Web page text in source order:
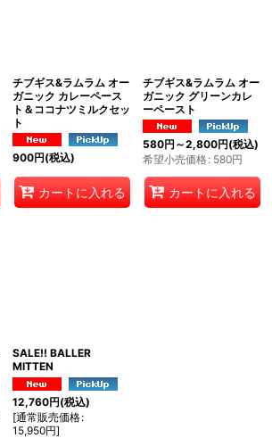
チブギス&ラムラム オー
ガニック カレーペース
ト＆ココナツミルクセッ
ト
900円(税込)
カートに入れる
チブギス&ラムラム オー
ガニック グリーンカレ
ーペースト
580円 ～2,800円(税込)
希望小売価格: 580円
カートに入れる
SALE!! BALLER
MITTEN
12,760円(税込)
[通常販売価格:
15,950円]